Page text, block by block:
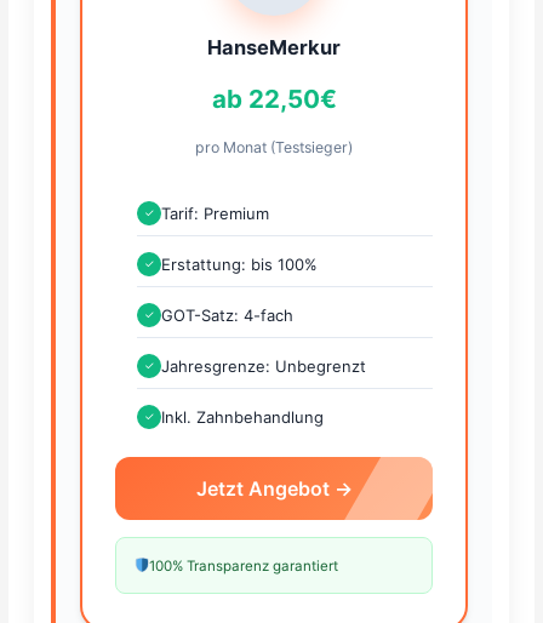
HanseMerkur
ab 22,50€
pro Monat (Testsieger)
✓ Tarif: Premium
✓ Erstattung: bis 100%
✓ GOT-Satz: 4-fach
✓ Jahresgrenze: Unbegrenzt
✓ Inkl. Zahnbehandlung
Jetzt Angebot →
100% Transparenz garantiert